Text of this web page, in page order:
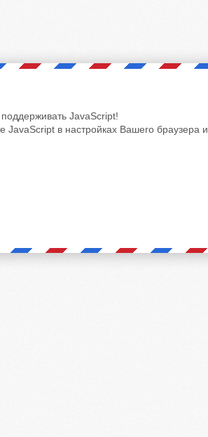
JavaScript!
JavaScript в настройках Вашего браузера и